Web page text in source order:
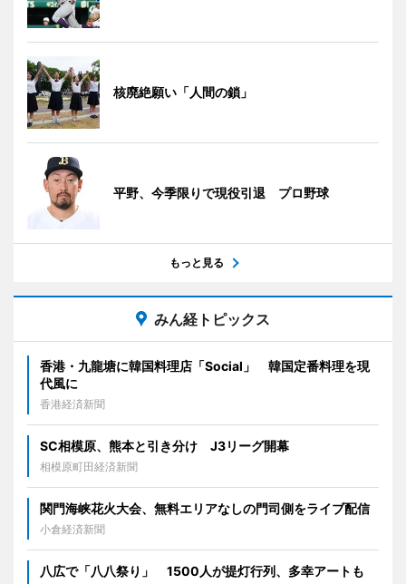
核廃絶願い「人間の鎖」
平野、今季限りで現役引退 プロ野球
もっと見る
みん経トピックス
香港・九龍塘に韓国料理店「Social」 韓国定番料理を現
代風に
香港経済新聞
SC相模原、熊本と引き分け J3リーグ開幕
相模原町田経済新聞
関門海峡花火大会、無料エリアなしの門司側をライブ配信
小倉経済新聞
八広で「八八祭り」 1500人が提灯行列、多幸アートも